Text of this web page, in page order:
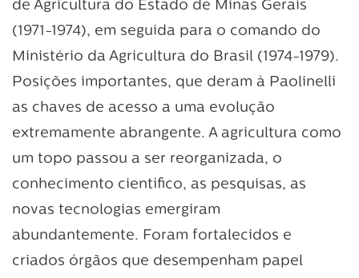
de Agricultura do Estado de Minas Gerais
(1971-1974), em seguida para o comando do
Ministério da Agricultura do Brasil (1974-1979).
Posições importantes, que deram à Paolinelli
as chaves de acesso a uma evolução
extremamente abrangente. A agricultura como
um topo passou a ser reorganizada, o
conhecimento científico, as pesquisas, as
novas tecnologias emergiram
abundantemente. Foram fortalecidos e
criados órgãos que desempenham papel